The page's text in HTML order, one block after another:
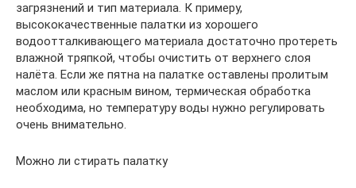
загрязнений и тип материала. К примеру,
высококачественные палатки из хорошего
водоотталкивающего материала достаточно протереть
влажной тряпкой, чтобы очистить от верхнего слоя
налёта. Если же пятна на палатке оставлены пролитым
маслом или красным вином, термическая обработка
необходима, но температуру воды нужно регулировать
очень внимательно.
Можно ли стирать палатку